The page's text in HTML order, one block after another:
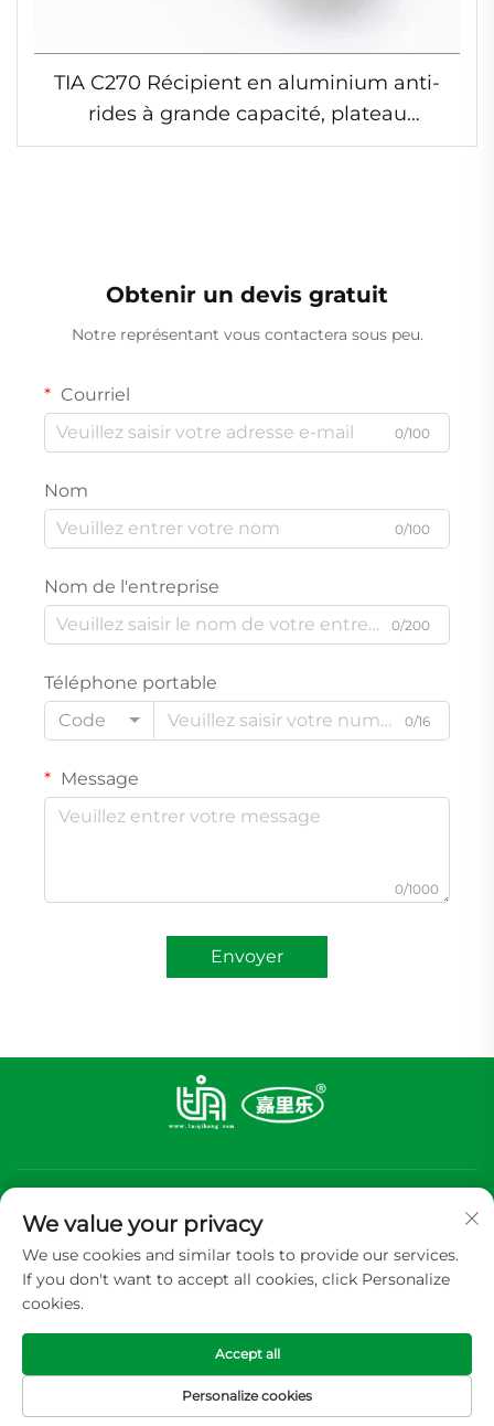
TIA C270 Récipient en aluminium anti-
rides à grande capacité, plateau
alimentaire sans pli, récipient en
Obtenir un devis gratuit
Notre représentant vous contactera sous peu.
Courriel
0/100
Nom
0/100
Nom de l'entreprise
0/200
Téléphone portable
Code
0/16
Message
0/1000
Envoyer
S'abonner
Copyright © 2026 GUANGDONG TIA ALUMINUM FOIL PACKING
CP.,LTD Tous droits réservés - Politique de confidentialité
We value your privacy
We use cookies and similar tools to provide our services.
If you don't want to accept all cookies, click Personalize
cookies.
Personalize cookies
Accept all